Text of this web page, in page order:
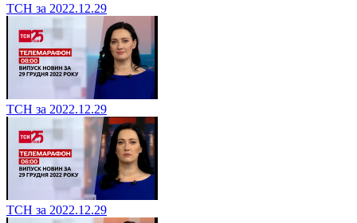
ТСН за 2022.12.29
ТСН за 2022.12.29
ТСН за 2022.12.29